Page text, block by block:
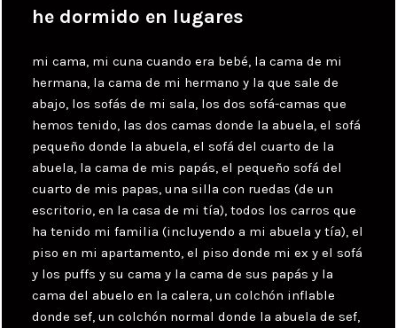
he dormido en lugares
mi cama, mi cuna cuando era bebé, la cama de mi
hermana, la cama de mi hermano y la que sale de
abajo, los sofás de mi sala, los dos sofá-camas que
hemos tenido, las dos camas donde la abuela, el sofá
pequeño donde la abuela, el sofá del cuarto de la
abuela, la cama de mis papás, el pequeño sofá del
cuarto de mis papas, una silla con ruedas (de un
escritorio, en la casa de mi tía), todos los carros que
ha tenido mi familia (incluyendo a mi abuela y tía), el
piso en mi apartamento, el piso donde mi ex y el sofá
y los puffs y su cama y la cama de sus papás y la
cama del abuelo en la calera, un colchón inflable
donde sef, un colchón normal donde la abuela de sef,